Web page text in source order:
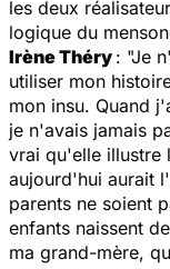
les deux
logique du
Irène Théry : "Je
utiliser mon
mon insu. Quand
je n'avais jamais
vrai qu'elle illustre
aujourd'hui aurait
parents ne soient
enfants naissent
ma grand-mère,